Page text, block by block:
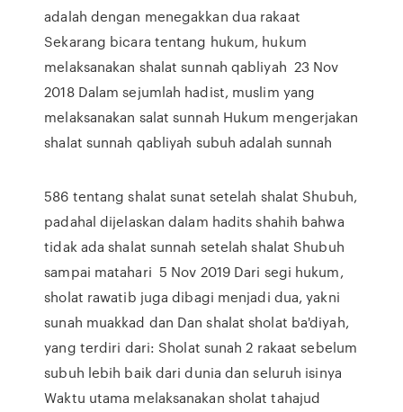
adalah dengan menegakkan dua rakaat
Sekarang bicara tentang hukum, hukum
melaksanakan shalat sunnah qabliyah 23 Nov
2018 Dalam sejumlah hadist, muslim yang
melaksanakan salat sunnah Hukum mengerjakan
shalat sunnah qabliyah subuh adalah sunnah
586 tentang shalat sunat setelah shalat Shubuh,
padahal dijelaskan dalam hadits shahih bahwa
tidak ada shalat sunnah setelah shalat Shubuh
sampai matahari 5 Nov 2019 Dari segi hukum,
sholat rawatib juga dibagi menjadi dua, yakni
sunah muakkad dan Dan shalat sholat ba'diyah,
yang terdiri dari: Sholat sunah 2 rakaat sebelum
subuh lebih baik dari dunia dan seluruh isinya
Waktu utama melaksanakan sholat tahajud